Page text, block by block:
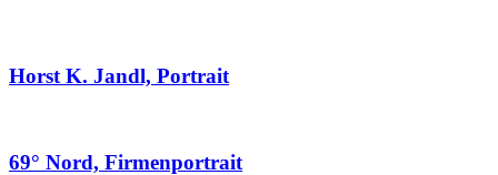
Horst K. Jandl, Portrait
69° Nord, Firmenportrait